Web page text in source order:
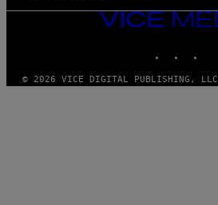
VICE
MEDIA
© 2026 VICE DIGITAL PUBLISHING, LLC